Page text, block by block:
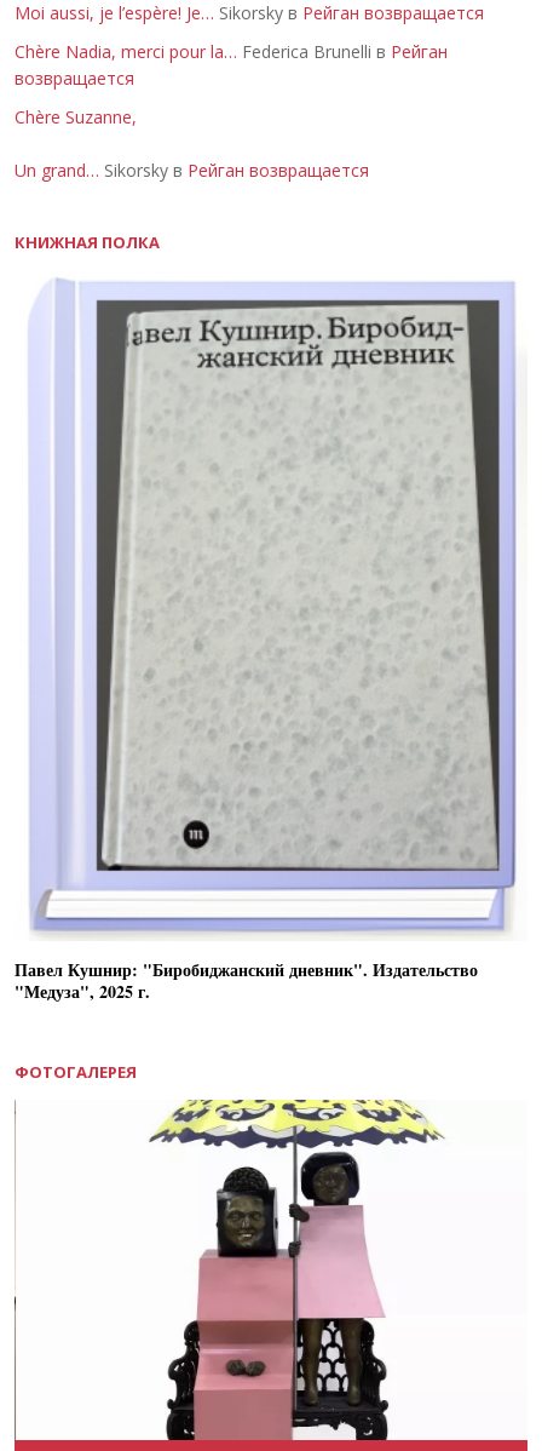
Moi aussi, je l’espère! Je… Sikorsky в Рейган возвращается
Chère Nadia, merci pour la… Federica Brunelli в Рейган
возвращается
Chère Suzanne,
Un grand… Sikorsky в Рейган возвращается
КНИЖНАЯ ПОЛКА
Павел Кушнир: "Биробиджанский дневник". Издательство
"Медуза", 2025 г.
ФОТОГАЛЕРЕЯ